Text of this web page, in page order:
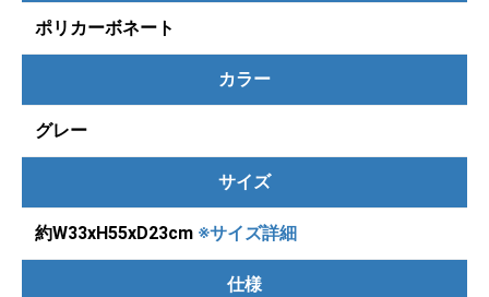
ポリカーボネート
カラー
グレー
サイズ
約W33xH55xD23cm ※サイズ詳細
仕様